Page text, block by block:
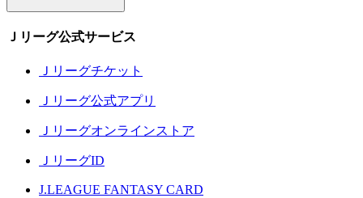
Ｊリーグ公式サービス
Ｊリーグチケット
Ｊリーグ公式アプリ
Ｊリーグオンラインストア
ＪリーグID
J.LEAGUE FANTASY CARD